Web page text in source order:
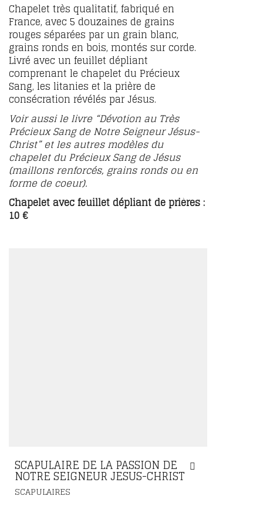
Chapelet très qualitatif, fabriqué en
France, avec 5 douzaines de grains
rouges séparées par un grain blanc,
grains ronds en bois, montés sur corde.
Livré avec un feuillet dépliant
comprenant le chapelet du Précieux
Sang, les litanies et la prière de
consécration révélés par Jésus.
Voir aussi le livre “Dévotion au Très
Précieux Sang de Notre Seigneur Jésus-
Christ” et les autres modèles du
chapelet du Précieux Sang de Jésus
(maillons renforcés, grains ronds ou en
forme de coeur).
Chapelet avec feuillet dépliant de prières :
10 €
SCAPULAIRE DE LA PASSION DE
NOTRE SEIGNEUR JESUS-CHRIST
SCAPULAIRES